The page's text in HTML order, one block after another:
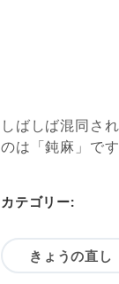
しばしば混同さ
のは「鈍麻」です
カテゴリー:
きょうの直し